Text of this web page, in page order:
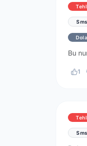
Sms
Bu
1
Sms